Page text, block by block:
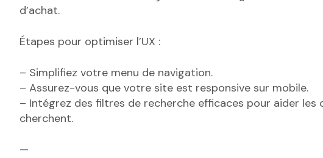
d’achat.
Étapes pour optimiser l’UX :
– Simplifiez votre menu de navigation.
– Assurez-vous que votre site est responsive sur mobile.
– Intégrez des filtres de recherche efficaces pour aider les
cherchent.
—